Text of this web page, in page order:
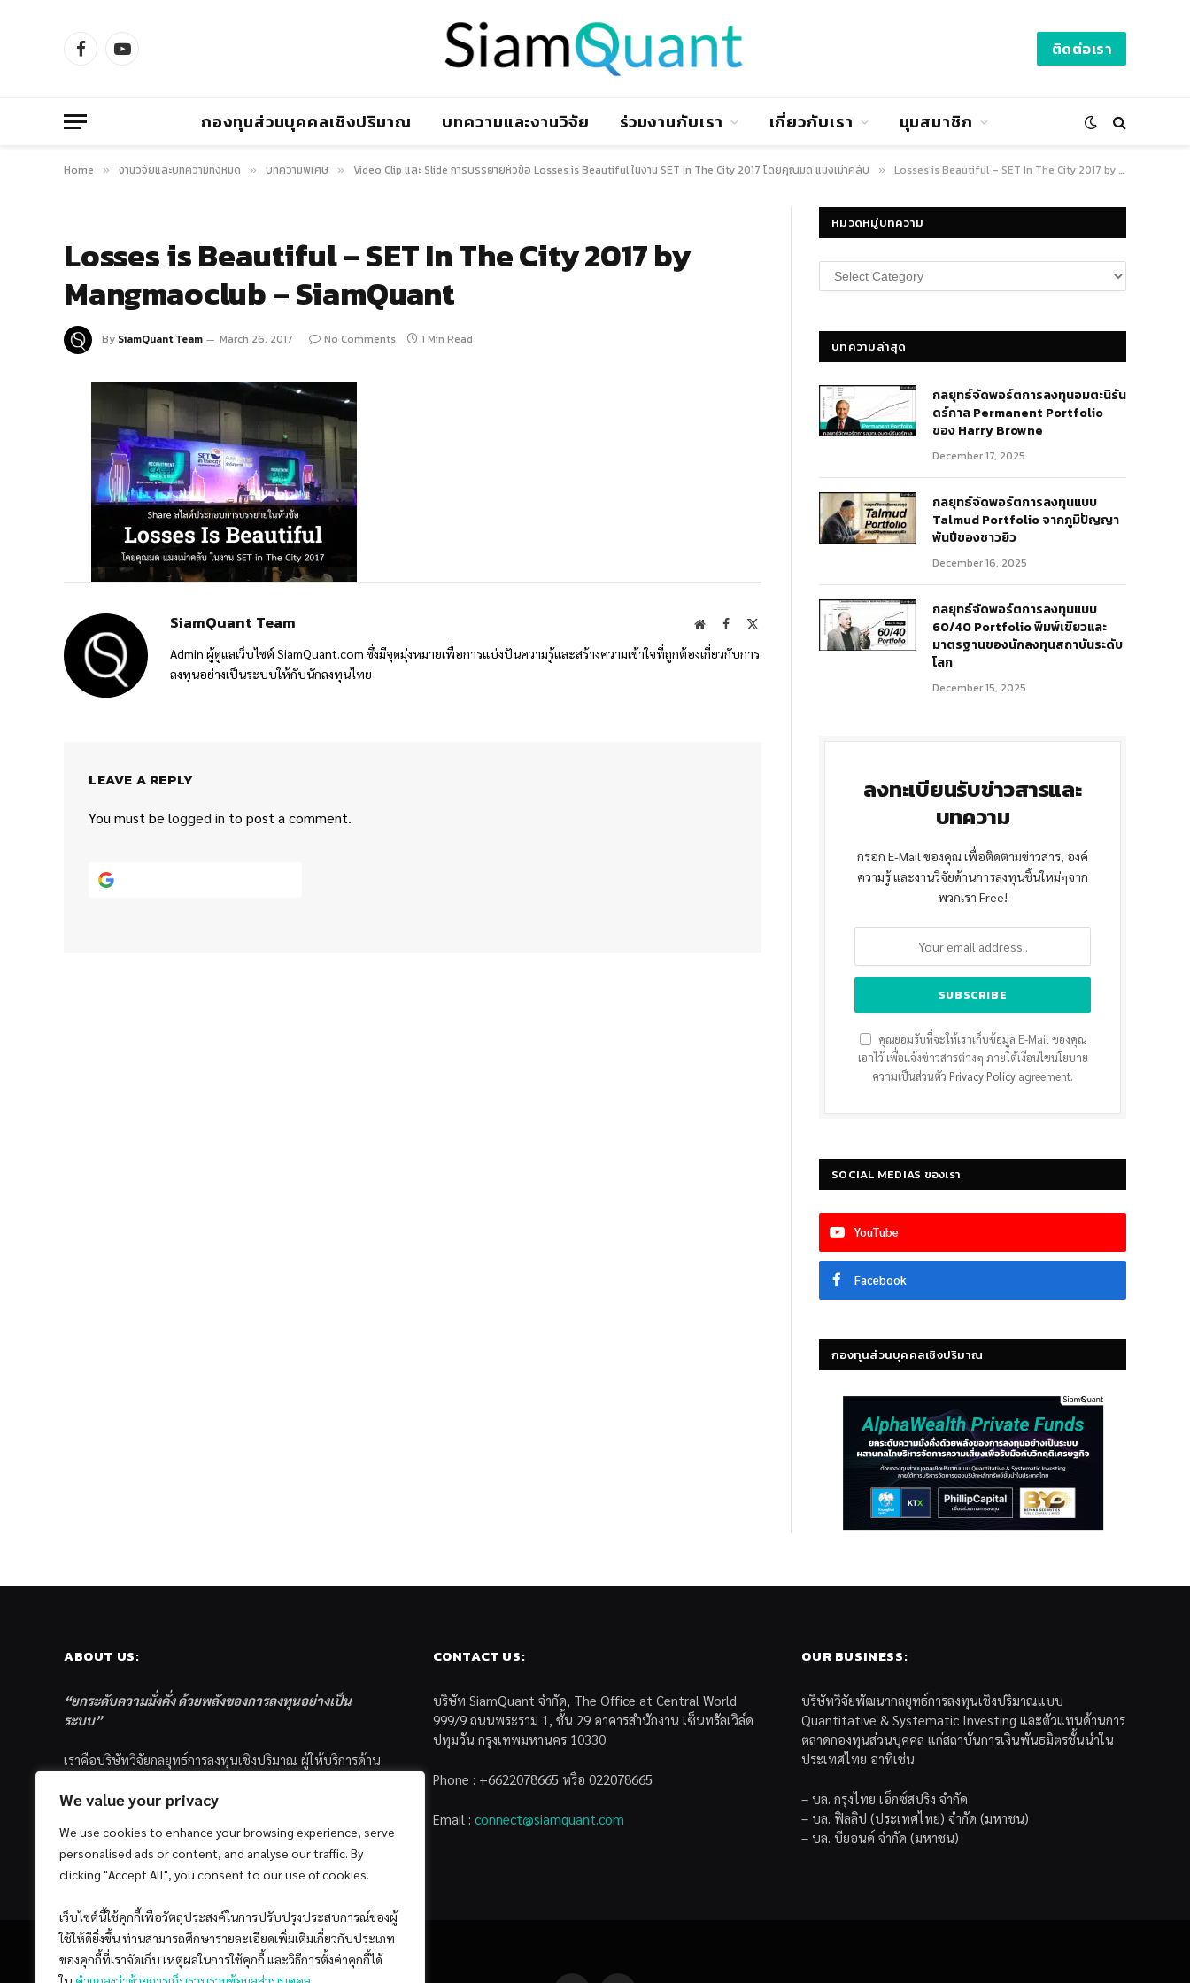
We value your privacy
We use cookies to enhance your browsing experience, serve
personalised ads or content, and analyse our traffic. By
clicking "Accept All", you consent to our use of cookies.
เว็บไซต์นี้ใช้คุกกี้เพื่อวัตถุประสงค์ในการปรับปรุงประสบการณ์ของผู้
ใช้ให้ดียิ่งขึ้น ท่านสามารถศึกษารายละเอียดเพิ่มเติมเกี่ยวกับประเภท
ของคุกกี้ที่เราจัดเก็บ เหตุผลในการใช้คุกกี้ และวิธีการตั้งค่าคุกกี้ได้
FacebookYouTube ติดต่อเรา
กองทุนส่วนบุคคลเชิงปริมาณ บทความและงานวิจัย ร่วมงานกับเรา เกี่ยวกับเรา มุมสมาชิก
Home » งานวิจัยและบทความทั้งหมด » บทความพิเศษ » Video Clip และ Slide การบรรยายหัวข้อ Losses is Beautiful ในงาน SET In The City 2017 โดยคุณมด แมงเม่าคลับ » Losses is Beautiful – SET In The City 2017 by Mangmaoclub – SiamQuant
Losses is Beautiful – SET In The City 2017 by
Mangmaoclub – SiamQuant
By SiamQuant Team March 26, 2017 No Comments 1 Min Read
SiamQuant Team WebsiteFacebook
Admin ผู้ดูแลเว็บไซต์ SiamQuant.com ซึ่งมีจุดมุ่งหมายเพื่อการแบ่งปันความรู้และสร้างความเข้าใจที่ถูกต้องเกี่ยวกับการ
ลงทุนอย่างเป็นระบบให้กับนักลงทุนไทย
LEAVE A REPLY
You must be logged in to post a comment.
หมวดหมู่บทความ
หมวด
หมู่
บทความล่าสุด
กลยุทธ์​จัดพอร์ตการลงทุนอมตะนิรัน
ดร์กาล Permanent Portfolio
ของ Harry Browne
December 17, 2025
กลยุทธ์จัดพอร์ตการลงทุนแบบ
Talmud Portfolio จากภูมิปัญญา
พันปีของชาวยิว
December 16, 2025
กลยุทธ์จัดพอร์ตการลงทุนแบบ
60/40 Portfolio พิมพ์เขียวและ
มาตรฐานของนักลงทุนสถาบันระดับ
โลก
December 15, 2025
ลงทะเบียนรับข่าวสารและ
บทความ
กรอก E-Mail ของคุณ เพื่อติดตามข่าวสาร, องค์
ความรู้ และงานวิจัยด้านการลงทุนชิ้นใหม่ๆจาก
พวกเรา Free!
คุณยอมรับที่จะให้เราเก็บข้อมูล E-Mail ของคุณ
เอาไว้ เพื่อแจ้งข่าวสารต่างๆ ภายใต้เงื่อนไขนโยบาย
ความเป็นส่วนตัว Privacy Policy agreement.
SOCIAL MEDIAS ของเรา
YouTube
Facebook
กองทุนส่วนบุคคลเชิงปริมาณ
ABOUT US:
“ยกระดับความมั่งคั่ง ด้วยพลังของการลงทุนอย่างเป็น
ระบบ”
เราคือบริษัทวิจัยกลยุทธ์การลงทุนเชิงปริมาณ ผู้ให้บริการด้าน
ส่วนบุคคล ซึ่งมีเป้าหมายที่จะช่วยเหลือให้นักลงทุนไทย
ด้วยแนวคิดและกระบวนการลงทุนอย่างเป็นระบบแบบ
Quantitative & Systematic Investing
CONTACT US:
บริษัท SiamQuant จำกัด, The Office at Central World
999/9 ถนนพระราม 1, ชั้น 29 อาคารสำนักงาน เซ็นทรัลเวิล์ด
ปทุมวัน กรุงเทพมหานคร 10330
Phone : +6622078665 หรือ 022078665
Email : connect@siamquant.com
OUR BUSINESS:
บริษัทวิจัยพัฒนากลยุทธ์การลงทุนเชิงปริมาณแบบ
Quantitative & Systematic Investing และตัวแทนด้านการ
ตลาดกองทุนส่วนบุคคล แก่สถาบันการเงินพันธมิตรชั้นนำใน
ประเทศไทย อาทิเช่น
– บล. กรุงไทย เอ็กซ์สปริง จำกัด
– บล. ฟิลลิป (ประเทศไทย) จำกัด (มหาชน)
– บล. บียอนด์ จำกัด (มหาชน)